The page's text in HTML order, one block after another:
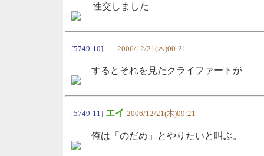
性交しました
[5749-10] 2006/12/21(木)00:21
するとそれを見たクライファートが
[5749-11] エイ 2006/12/21(木)09:21
俺は「のだめ」とやりたいと叫ぶ。